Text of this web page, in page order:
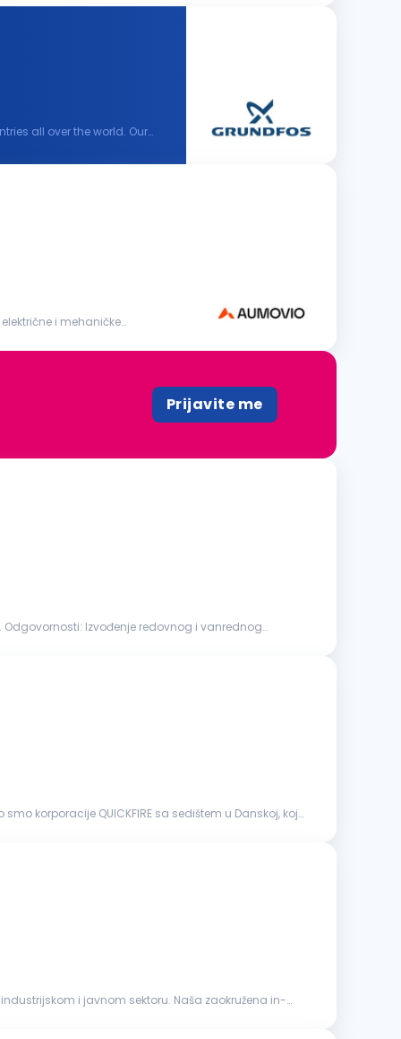
all over the world. Our
Prijavite me
redovnog i vanrednog
korporacije QUICKFIRE sa sedištem u Danskoj, koja
i javnom sektoru. Naša zaokružena in-